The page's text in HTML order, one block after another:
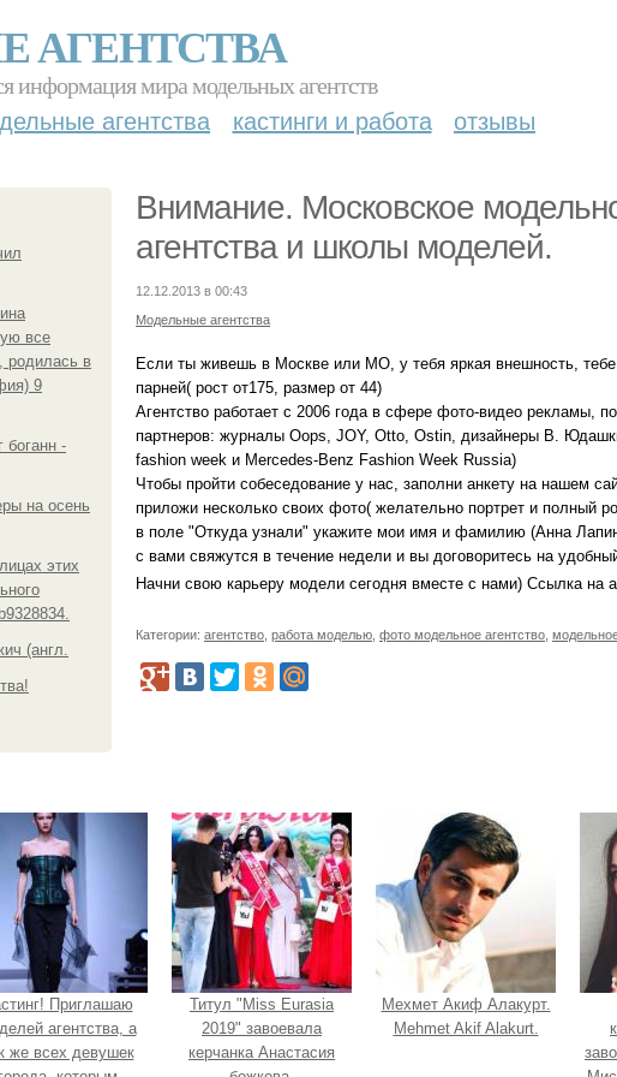
АГЕНТСТВА
информация мира модельных агентств
агентства кастинги и работа отзывы
все
родилась в
9
боганн -
на осень
этих
(англ.
Внимание. Московское
агентства и школы моделей.
12.12.2013 в 00:43
Модельные агентства
Если ты живешь в Москве или МО, у тебя яркая внешность,
парней( рост от175, размер от 44)
Агентство работает с 2006 года в сфере фото-видео рекламы,
партнеров: журналы Oops, JOY, Otto, Ostin, дизайнеры В.
fashion week и Mercedes-Benz Fashion Week Russia)
Чтобы пройти собеседование у нас, заполни анкету на нашем
приложи несколько своих фото( желательно портрет и полный
в поле "Откуда узнали" укажите мои имя и фамилию (Анна
с вами свяжутся в течение недели и вы договоритесь на
Начни свою карьеру модели сегодня вместе с нами) Ссылка на
Категории: агентство работа моделью фото модельное агентство
Приглашаю
агентства, а
же всех девушек
Титул "Miss Eurasia
2019" завоевала
керчанка Анастасия
Мехмет Акиф Алакурт.
Mehmet Akif Alakurt.